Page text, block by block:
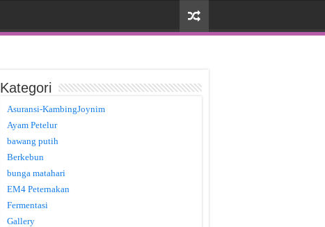
Kategori
Asuransi-KambingJoynim
Ayam Petelur
bawang putih
Berkebun
bunga matahari
EM4 Peternakan
Fermentasi
Gallery